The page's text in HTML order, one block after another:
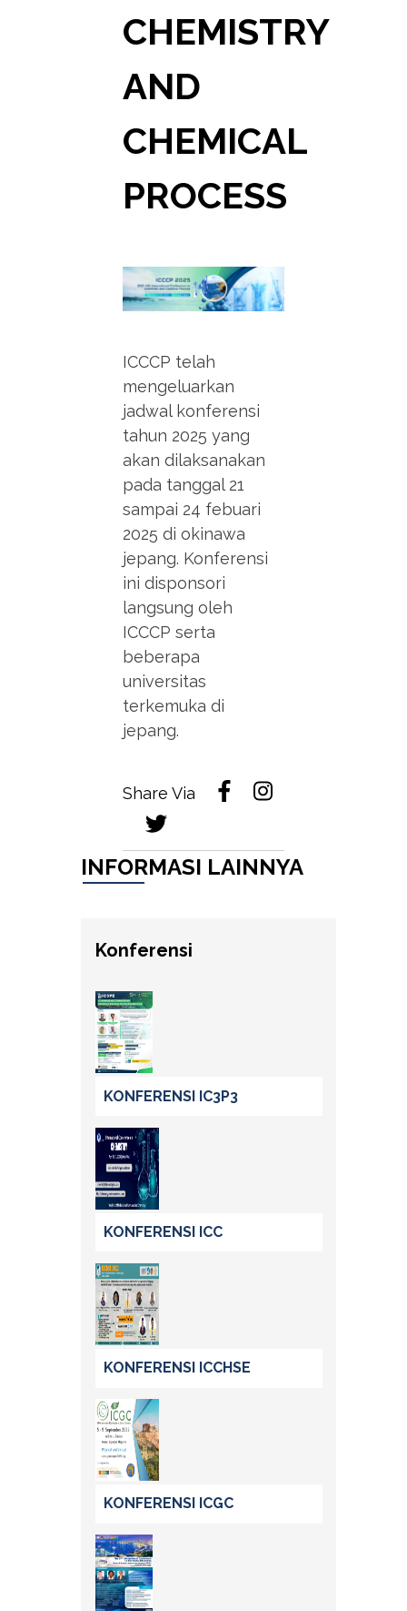
CHEMISTRY
AND
CHEMICAL
PROCESS
ICCCP telah
mengeluarkan
jadwal konferensi
tahun 2025 yang
akan dilaksanakan
pada tanggal 21
sampai 24 febuari
2025 di okinawa
jepang. Konferensi
ini disponsori
langsung oleh
ICCCP serta
beberapa
universitas
terkemuka di
jepang.
Share Via
INFORMASI LAINNYA
Konferensi
KONFERENSI IC3P3
KONFERENSI ICC
KONFERENSI ICCHSE
KONFERENSI ICGC